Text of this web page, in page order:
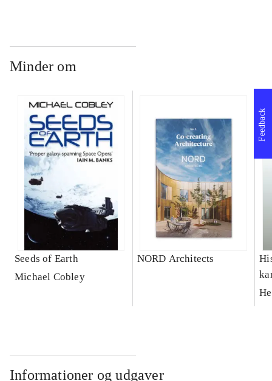
Minder om
Seeds of Earth
Michael Cobley
NORD Architects
Informationer og udgaver
Feedback